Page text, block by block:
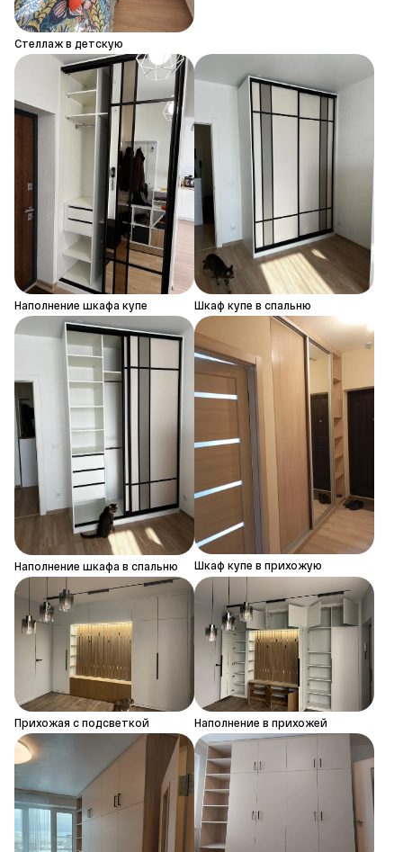
Стеллаж в детскую
Наполнение шкафа купе Шкаф купе в спальню
Наполнение шкафа в спальню Шкаф купе в прихожую
Прихожая с подсветкой Наполнение в прихожей